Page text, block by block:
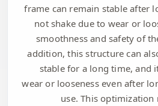
frame can remain stable after
not shake due to wear or
smoothness and safety of
addition, this structure can
stable for a long time, and
wear or looseness even after
use. This